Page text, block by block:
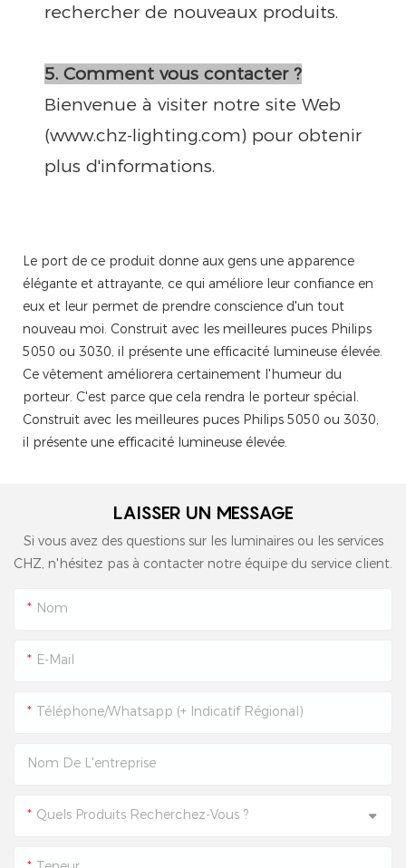
rechercher de nouveaux produits.
5. Comment vous contacter ?
Bienvenue à visiter notre site Web
(www.chz-lighting.com) pour obtenir
plus d'informations.
Le port de ce produit donne aux gens une apparence
élégante et attrayante, ce qui améliore leur confiance en
eux et leur permet de prendre conscience d'un tout
nouveau moi. Construit avec les meilleures puces Philips
5050 ou 3030, il présente une efficacité lumineuse élevée.
Ce vêtement améliorera certainement l'humeur du
porteur. C'est parce que cela rendra le porteur spécial.
Construit avec les meilleures puces Philips 5050 ou 3030,
il présente une efficacité lumineuse élevée.
LAISSER UN MESSAGE
Si vous avez des questions sur les luminaires ou les services
CHZ, n'hésitez pas à contacter notre équipe du service client.
Nom
E-Mail
Téléphone/Whatsapp (+ Indicatif Régional)
Nom De L'entreprise
Quels Produits Recherchez-Vous ?